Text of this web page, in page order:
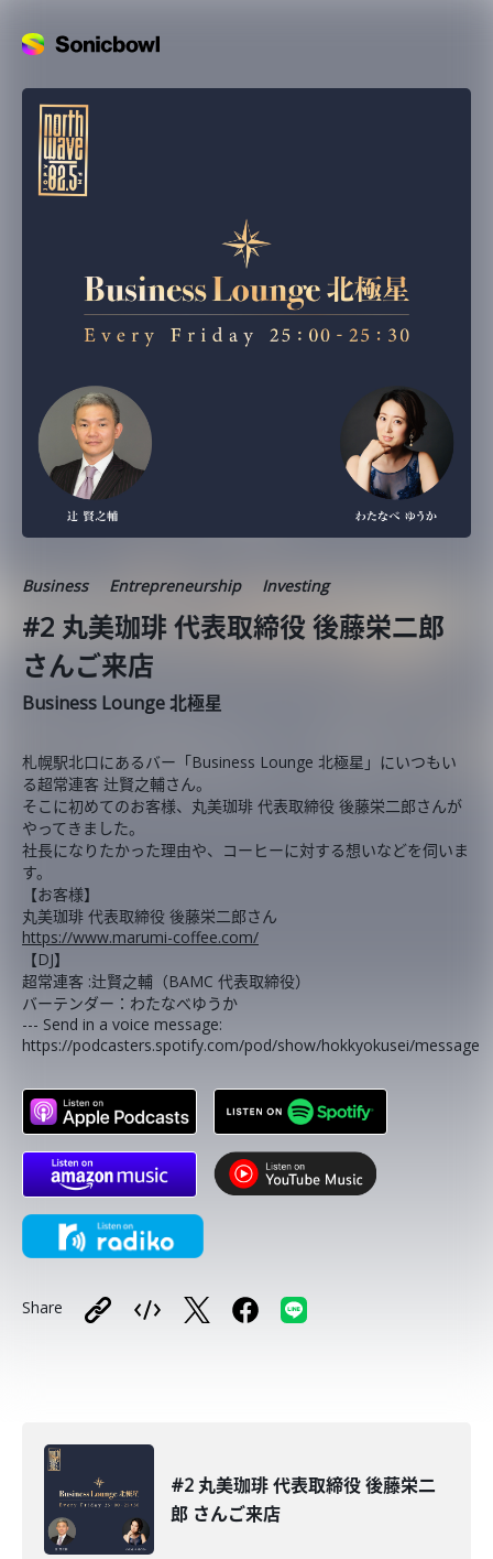
Business Entrepreneurship Investing
#2 丸美珈琲 代表取締役 後藤栄二郎
さんご来店
Business Lounge 北極星
札幌駅北口にあるバー「Business Lounge 北極星」にいつもい
る超常連客 辻賢之輔さん。
そこに初めてのお客様、丸美珈琲 代表取締役 後藤栄二郎さんが
やってきました。
社長になりたかった理由や、コーヒーに対する想いなどを伺いま
す。
【お客様】
丸美珈琲 代表取締役 後藤栄二郎さん
https://www.marumi-coffee.com/
【DJ】
超常連客 :辻賢之輔（BAMC 代表取締役）
バーテンダー：わたなべゆうか
--- Send in a voice message:
https://podcasters.spotify.com/pod/show/hokkyokusei/message
Share
#2 丸美珈琲 代表取締役 後藤栄二
郎 さんご来店